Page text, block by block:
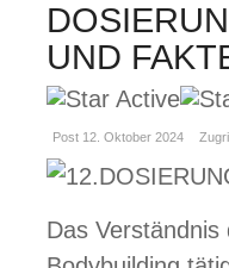
UND
Post 12. Oktober 2024
Das